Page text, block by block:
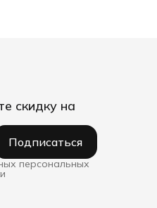
скидку на
Подписаться
персональных